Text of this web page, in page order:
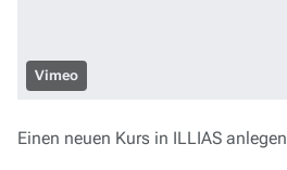
Vimeo
Einen neuen Kurs in ILLIAS anlegen